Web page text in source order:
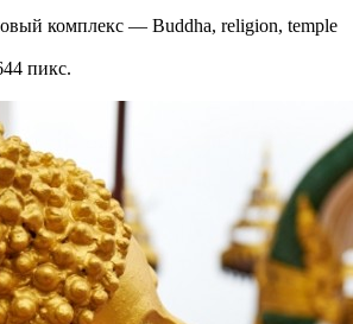
комплекс — Buddha, religion, temple
пикс.